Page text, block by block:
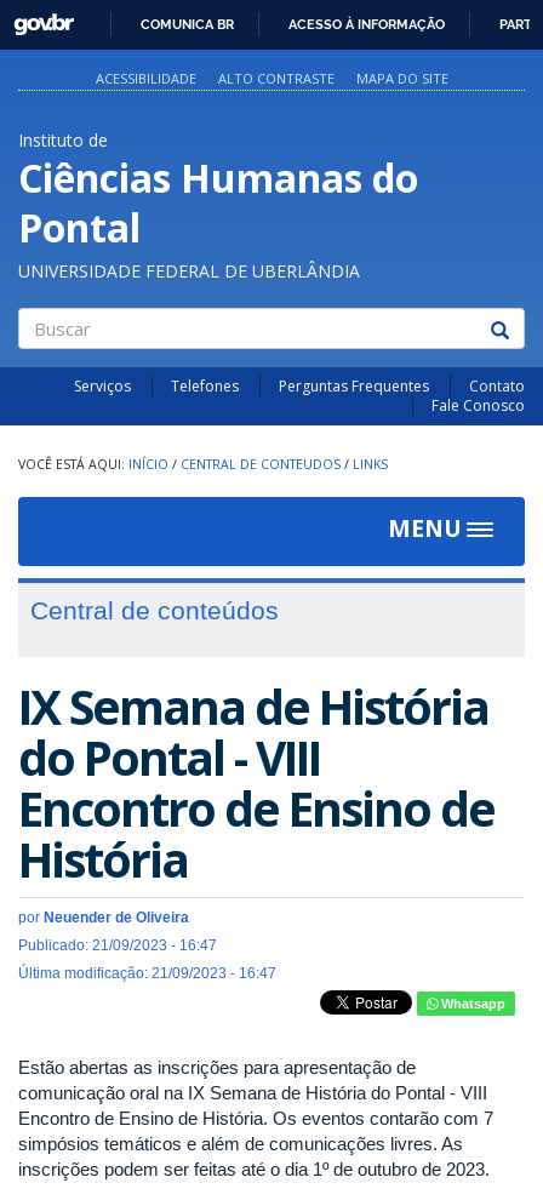
PARA
O
GOVBR
COMUNICA BR ACESSO À INFORMAÇÃO
ACESSIBILIDADE ALTO CONTRASTE MAPA DO SITE
Instituto de
Ciências Humanas do
Pontal
UNIVERSIDADE FEDERAL DE UBERLÂNDIA
Buscar
Serviços Telefones Perguntas Frequentes
Contato
Fale Conosco
INÍCIO / CENTRAL DE CONTEUDOS / LINKS
MENU
Toggle
Central de conteúdos
IX Semana de História
do Pontal - VIII
Encontro de Ensino de
História
por Neuender de Oliveira
Publicado: 21/09/2023 - 16:47
Última modificação: 21/09/2023 - 16:47
Whatsapp
Estão abertas as inscrições para apresentação de
comunicação oral na IX Semana de História do Pontal - VIII
Encontro de Ensino de História. Os eventos contarão com 7
simpósios temáticos e além de comunicações livres. As
inscrições podem ser feitas até o dia 1º de outubro de 2023.